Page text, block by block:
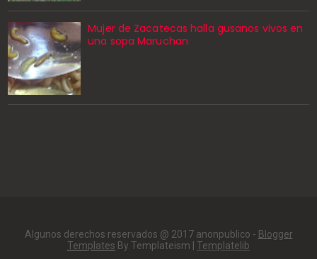
Mujer de Zacatecas halla gusanos vivos en
una sopa Maruchan
Algunos derechos reservados @ 2017 anonpublico - Blogger
Templates By Templateism | Templatelib